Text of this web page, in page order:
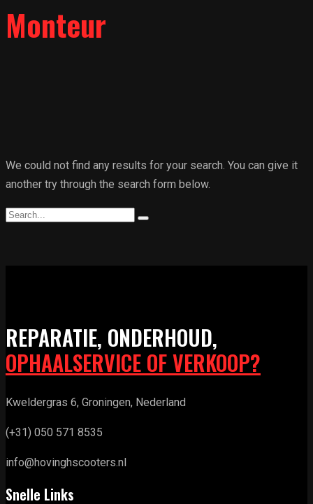
Monteur
We could not find any results for your search. You can give it
another try through the search form below.
REPARATIE, ONDERHOUD,
OPHAALSERVICE OF VERKOOP?
Kweldergras 6, Groningen, Nederland
(+31) 050 571 8535
info@hovinghscooters.nl
Snelle Links